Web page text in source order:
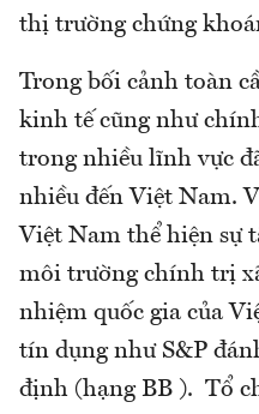
thị trường chứng
Trong bối cảnh toàn
kinh tế cũng như
trong nhiều lĩnh vực
nhiều đến Việt Nam.
Việt Nam thể hiện sự
môi trường chính trị
nhiệm quốc gia của
tín dụng như S&P
định (hạng BB ). Tổ